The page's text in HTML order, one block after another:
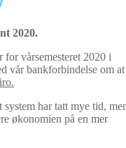
2020.
for vårsemesteret 2020 i
vår bankforbindelse om at
system har tatt mye tid,
økonomien på en mer